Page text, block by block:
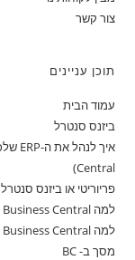
צור קשר
תוכן עניינים
עמוד הבית
ביזנס סנטרל
Central)
פריוריטי או ביזנס סנטרל
למה Business Central היא ה-ERP הכי מתקדם בישראל
מסך ב- BC